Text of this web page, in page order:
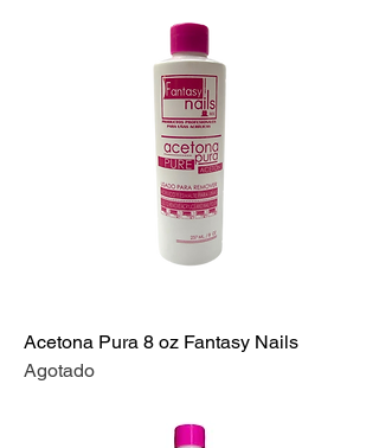
Acetona Pura 8 oz Fantasy Nails
Agotado